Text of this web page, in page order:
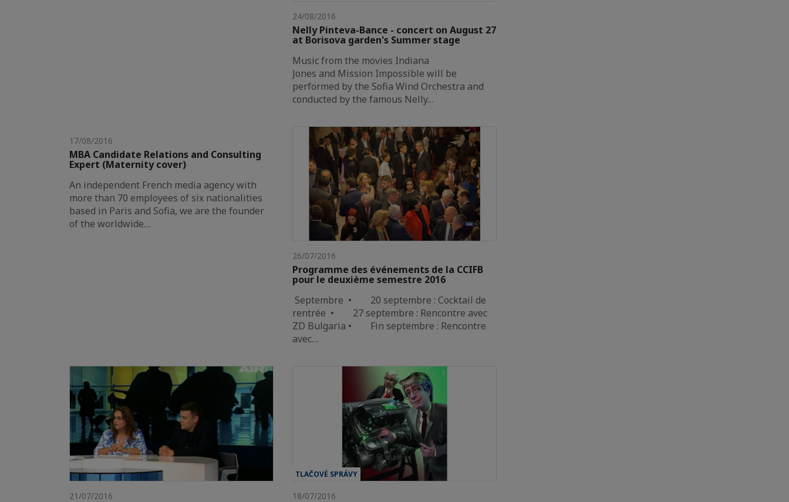
24/08/2016
Nelly Pinteva-Bance - concert on August 27
at Borisova garden's Summer stage
Music from the movies Indiana
Jones and Mission Impossible will be
performed by the Sofia Wind Orchestra and
conducted by the famous Nelly…
17/08/2016
MBA Candidate Relations and Consulting
Expert (Maternity cover)
An independent French media agency with
more than 70 employees of six nationalities
based in Paris and Sofia, we are the founder
of the worldwide…
26/07/2016
Programme des événements de la CCIFB
pour le deuxième semestre 2016
Septembre • 20 septembre : Cocktail de
rentrée • 27 septembre : Rencontre avec
ZD Bulgaria • Fin septembre : Rencontre
avec…
21/07/2016
TLAČOVÉ SPRÁVY
18/07/2016